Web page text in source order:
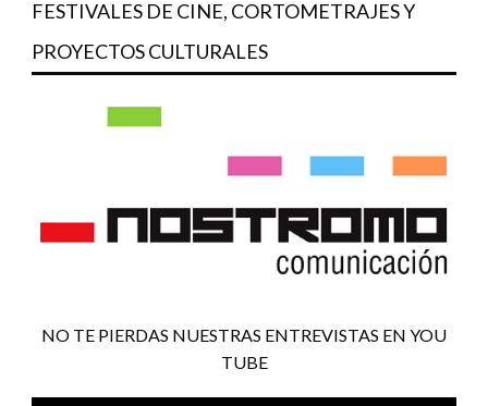
FESTIVALES DE CINE, CORTOMETRAJES Y
PROYECTOS CULTURALES
NO TE PIERDAS NUESTRAS ENTREVISTAS EN YOU
TUBE